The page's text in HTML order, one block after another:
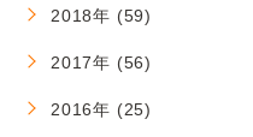
2018年 (59)
2017年 (56)
2016年 (25)